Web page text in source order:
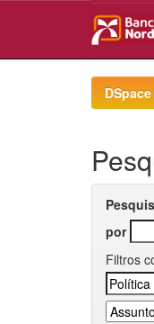
por
Filtros